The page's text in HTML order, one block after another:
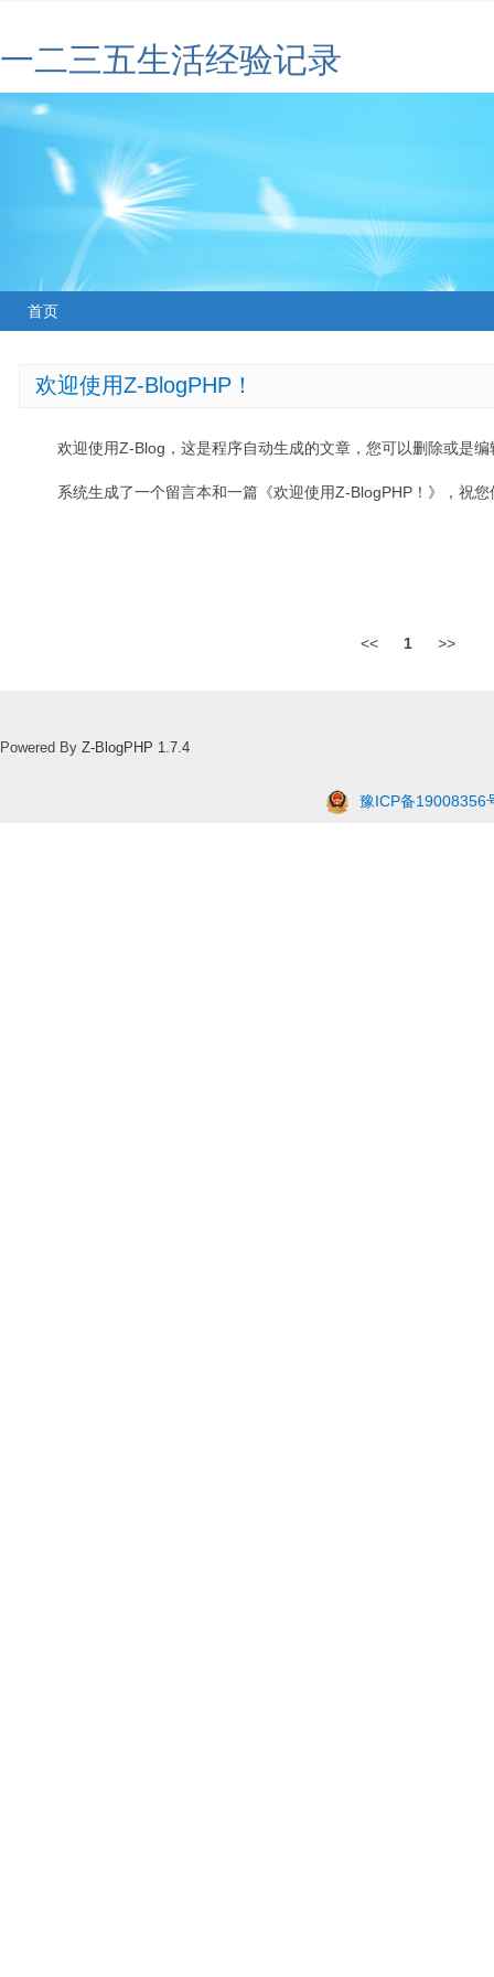
一二三五生活经验记录
首页
欢迎使用Z-BlogPHP！
欢迎使用Z-Blog，这是程序自动生成的文章，您可以删除或是编
系统生成了一个留言本和一篇《欢迎使用Z-BlogPHP！》，祝
<< 1 >>
Powered By Z-BlogPHP 1.7.4
豫ICP备19008356